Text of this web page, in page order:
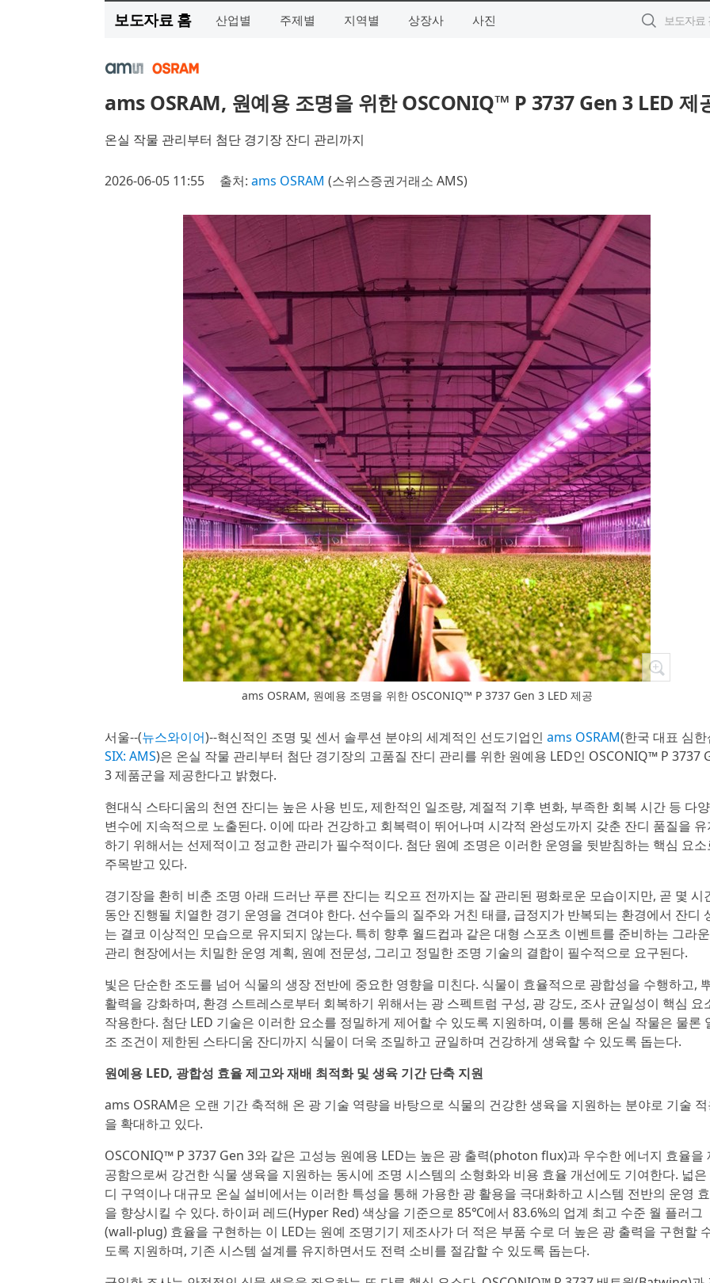
보도자료 홈 산업별 주제별 지역별 상장사 사진
ams OSRAM, 원예용 조명을 위한 OSCONIQ™ P 3737 Gen 3 LED 제
온실 작물 관리부터 첨단 경기장 잔디 관리까지
2026-06-05 11:55 출처: ams OSRAM (스위스증권거래소 AMS)
ams OSRAM, 원예용 조명을 위한 OSCONIQ™ P 3737 Gen 3 LED 제공
서울--(뉴스와이어)--혁신적인 조명 및 센서 솔루션 분야의 세계적인 선도기업인 ams OSRAM(한국 대표 심한
SIX: AMS)은 온실 작물 관리부터 첨단 경기장의 고품질 잔디 관리를 위한 원예용 LED인 OSCONIQ™ P 3737
3 제품군을 제공한다고 밝혔다.
현대식 스타디움의 천연 잔디는 높은 사용 빈도, 제한적인 일조량, 계절적 기후 변화, 부족한 회복 시간 등 다
변수에 지속적으로 노출된다. 이에 따라 건강하고 회복력이 뛰어나며 시각적 완성도까지 갖춘 잔디 품질을 유
하기 위해서는 선제적이고 정교한 관리가 필수적이다. 첨단 원예 조명은 이러한 운영을 뒷받침하는 핵심 요소
주목받고 있다.
경기장을 환히 비춘 조명 아래 드러난 푸른 잔디는 킥오프 전까지는 잘 관리된 평화로운 모습이지만, 곧 몇 시
동안 진행될 치열한 경기 운영을 견뎌야 한다. 선수들의 질주와 거친 태클, 급정지가 반복되는 환경에서 잔디
는 결코 이상적인 모습으로 유지되지 않는다. 특히 향후 월드컵과 같은 대형 스포츠 이벤트를 준비하는 그라
관리 현장에서는 치밀한 운영 계획, 원예 전문성, 그리고 정밀한 조명 기술의 결합이 필수적으로 요구된다.
빛은 단순한 조도를 넘어 식물의 생장 전반에 중요한 영향을 미친다. 식물이 효율적으로 광합성을 수행하고,
활력을 강화하며, 환경 스트레스로부터 회복하기 위해서는 광 스펙트럼 구성, 광 강도, 조사 균일성이 핵심 요
작용한다. 첨단 LED 기술은 이러한 요소를 정밀하게 제어할 수 있도록 지원하며, 이를 통해 온실 작물은 물론
조 조건이 제한된 스타디움 잔디까지 식물이 더욱 조밀하고 균일하며 건강하게 생육할 수 있도록 돕는다.
원예용 LED, 광합성 효율 제고와 재배 최적화 및 생육 기간 단축 지원
ams OSRAM은 오랜 기간 축적해 온 광 기술 역량을 바탕으로 식물의 건강한 생육을 지원하는 분야로 기술 적
을 확대하고 있다.
OSCONIQ™ P 3737 Gen 3와 같은 고성능 원예용 LED는 높은 광 출력(photon flux)과 우수한 에너지 효율을
공함으로써 강건한 식물 생육을 지원하는 동시에 조명 시스템의 소형화와 비용 효율 개선에도 기여한다. 넓은
디 구역이나 대규모 온실 설비에서는 이러한 특성을 통해 가용한 광 활용을 극대화하고 시스템 전반의 운영
을 향상시킬 수 있다. 하이퍼 레드(Hyper Red) 색상을 기준으로 85℃에서 83.6%의 업계 최고 수준 월 플러그
(wall-plug) 효율을 구현하는 이 LED는 원예 조명기기 제조사가 더 적은 부품 수로 더 높은 광 출력을 구현할
도록 지원하며, 기존 시스템 설계를 유지하면서도 전력 소비를 절감할 수 있도록 돕는다.